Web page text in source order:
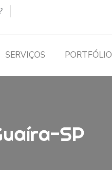
SERVIÇOS PORTFÓLIO
SP